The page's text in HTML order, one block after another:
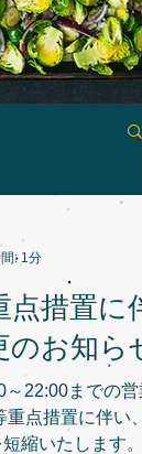
: 1分
措置に伴
お知らせ
22:00までの営
点措置に伴い、
縮いたします。